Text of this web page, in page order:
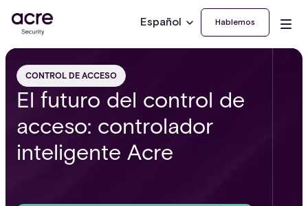
Español Hablemos
CONTROL DE ACCESO
El futuro del control de
acceso: controlador
inteligente Acre